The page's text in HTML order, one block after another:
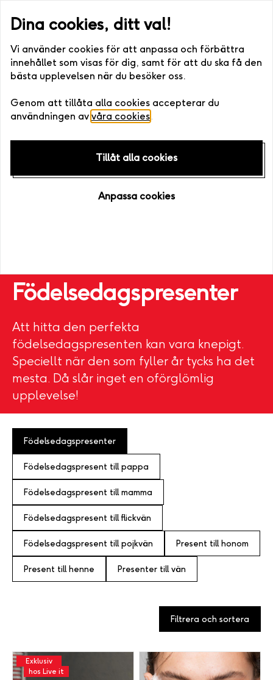
Dina cookies, ditt val!
Vi använder cookies för att anpassa och förbättra
innehållet som visas för dig, samt för att du ska få den
bästa upplevelsen när du besöker oss.
Genom att tillåta alla cookies accepterar du
användningen av våra cookies.
Tillåt alla cookies
Anpassa cookies
Födelsedagspresenter
Att hitta den perfekta
födelsedagspresenten kan vara knepigt.
Speciellt när den som fyller år tycks ha det
mesta. Då slår inget en oförglömlig
upplevelse!
Födelsedagspresenter
Födelsedagspresent till pappa
Födelsedagspresent till mamma
Födelsedagspresent till flickvän
Födelsedagspresent till pojkvän Present till honom
Present till henne Presenter till vän
Filtrera och sortera
Exklusiv
hos Live it